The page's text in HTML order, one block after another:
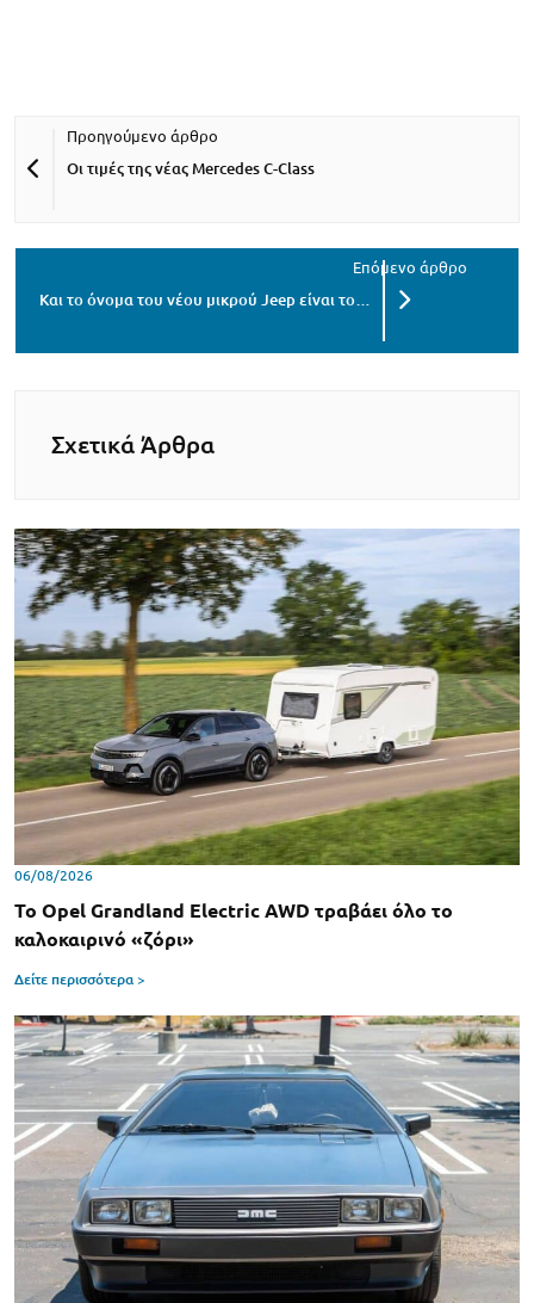
Οι τιμές της νέας Mercedes C-Class
Και το όνομα του νέου μικρού Jeep είναι το…
Σχετικά Άρθρα
06/08/2026
Το Opel Grandland Electric AWD τραβάει όλο το
καλοκαιρινό «ζόρι»
Δείτε περισσότερα >